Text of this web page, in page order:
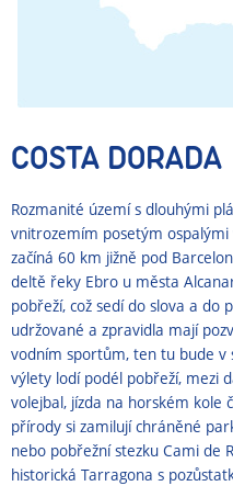
COSTA DORADA
Rozmanité území s dlouhými
vnitrozemím posetým
začíná 60 km jižně pod
deltě řeky Ebro u města
pobřeží, což sedí do slova a do
udržované a zpravidla mají
vodním sportům, ten tu bude v
výlety lodí podél pobřeží, mezi
volejbal, jízda na horském kole
přírody si zamilují chráněné
nebo pobřežní stezku Cami de
historická Tarragona s